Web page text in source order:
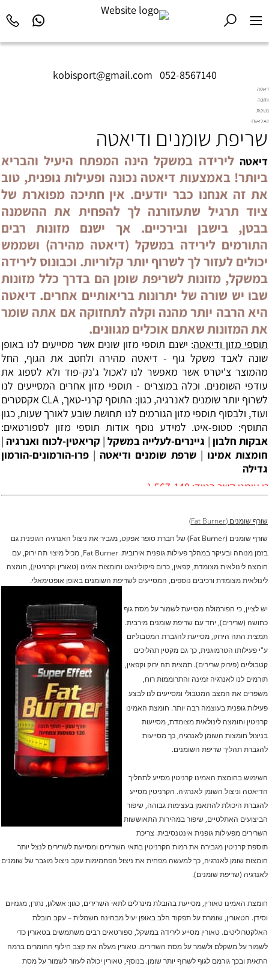
kobisport@gmail.com 052-8567140
דיאטה
ותזונה
בשיטת
Diet2All:
שמאחורי
המושלם.
שריפת שומנים ודיאטה
דיאטה לירידה במשקל הינה המפתח היעיל והבריא
ביותר! באמצעות דיאטה נכונה ופעילות גופנית, טוב
את זה אנחנו כבר יודעים. אין חתיכה מפוארת של
ציוד תרגיל שתעזורנה לך להפחית את ההשמנה
בבטן, בישבן ובירכיים. אך ישנם מזונות רבים
התורמים לירידה במשקל (דיאטה מהירה) ושממש
יכולים לעזור לך לשרוף יותר קלוריות. וכבונוס לירידה
במשקל, מזונות לשריפת שומן הם בדרך כלל מזונות
שבו יש שורה של יתרונות בריאותיים אחרים. דיאטה
היא הרבה יותר מהנה וקלה לתחזוקה אם אתה שומר
את המזונות שאתם אוכלים מגוונים.
תוספי מזון ודיאטה: ישנם תוספי מזון שונים אשר מסייעים לנו באופן
שונה לאבד משקל גוף - דיאטה מהירה ולחטב את הגוף, החל
מהמוצר צ'יטרס אשר מאפשר לנו לאכול ג'נק-פוד ולא לספוג את
עודפי השומנים. וכלה במוצרים - תוספי מזון אחרים המסייעים לנו
לשרוף יותר שומנים לאנרגיה, כגון: התוסף קרני-טאך, CLA אקסטרים
ועוד, ולבסוף תוספי מזון הגורמים לנו תחושת שובע לאורך שעות, כגון
התוסף: סטופ-איט. למידע נוסף אודות תוספי מזון לספורטאים:
אבקות חלבון | גיינרים-לעלייה במשקל | קריאטין-לכוח ואנרגיה|
חומצות אמינו |שרפת שומנים ודיאטה| פרו-הורמונים-הורמון
גדילה
0528-567-140
שורף שומנים (Fat Burner)
שורף שומנים (Fat Burner) של חברת סופר אפקט, מגביר את ניצול האנרגיה הגופנית גם
בזמן מנוחה ובעיקר במהלך פעילות גופנית אירובית.
Fat Burner, מכיל מיצוי תה ירוק, עם
חומצה לינולאית מצומדת, קפאין, כרום פיקולינאט וחומצות אמינו (טאורין וקרניטין), חומצה
לינולאית מצומדת ורכיבים נוספים, המסייעים לשריפת השומנים באופן אופטימאלי.
יש לציין, כי הפורמולה מסייעת לשמור על מסת גוף
כחושה (שרירים), יחד עם שריפת שומנים מירבית.
תמצית התה הירוק, מסייעת להגברת המטבוליזם
ע"י פעילותו הטרמוגנית, כך גם מקטין תהליכים
קטבוליים (פירוק שרירים). תמצית תה ירוק וקפאין,
תורמים לנו לאנרגיה זמינה והתרוממות רוח,
משפרים את המצב המטבולי ומסייעים לנו לבצע
פעילות גופנית בעוצמה רבה יותר. חומצת האמינו
קרניטין וחומצה לינולאית מצומדת, מסייעות
בניצול חומצות השומן לאנרגיה, כך מסייעות
להגברת תהליך שריפת השומנים.
השימוש בחומצת האמינו קרניטין מסייע לתהליך
הדיאטה וניצול השומן לאנרגיה. הקרניטין מסייע
להגברת היכולת להתאמן בעצימות גבוהה, שיפור
הביצועים האתלטיים, שיפור במהירות התאוששות
השרירים מפעילות גופנית אינטנסיבית. צריכת
תוספת קרניטין מגבירה את רמות הקרניטין בתאי השרירים ומסייעת לשרירים לנצל יותר
חומצות שומן לאנרגיה, כך למעשה מפחית את ניצול הפחמימות עקב ניצול מוגבר של שומנים
לאנרגיה (שריפת שומנים).
חומצת האמינו טאורין, מסייעת בהובלת מינרלים לתאי השרירים, כגון: אשלגן, נתרן, מגנזיום
וסידן. הטאורין, שומרת על תפקוד הלב באופן יעיל מבחינה חשמלית – עקב הובלת
האלקטרוליטים. טאורין מסייע לירידה במשקל, ספורטאים רבים משתמשים בטאורין כדי
לשמור על משקלם ולשמר על מסת השרירים. טאורין מעלה את קצב חילוף החומרים ברמה
התאית ובכך גורמם לגוף לשרוף יותר שומן. בנוסף, טאורין יכולה לעזור לשמור על מסת